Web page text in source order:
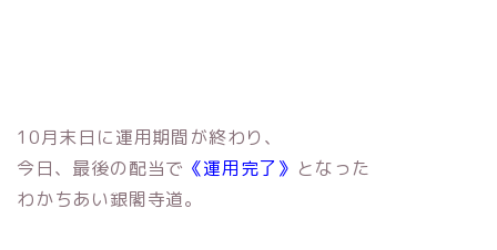
10月末日に運用期間が終わり、
今日、最後の配当で 《運用完了》 となった
わかちあい銀閣寺道。